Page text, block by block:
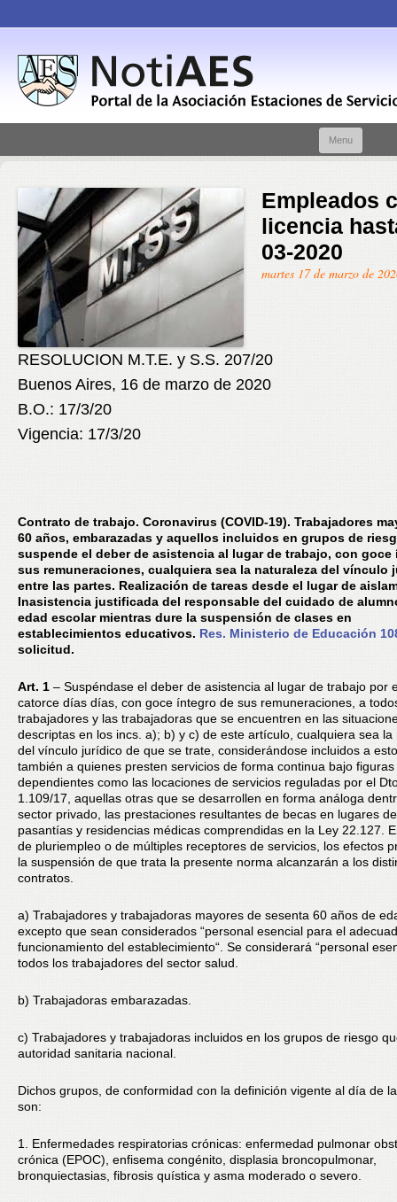
Menu
Empleados
licencia
03-2020
martes 17 de marzo de
RESOLUCION M.T.E. y S.S. 207/20
Buenos Aires, 16 de marzo de 2020
B.O.: 17/3/20
Vigencia: 17/3/20
Contrato de trabajo. Coronavirus (COVID-19). Trabajadores
60 años, embarazadas y aquellos incluidos en grupos de
suspende el deber de asistencia al lugar de trabajo, con goce
sus remuneraciones, cualquiera sea la naturaleza del vínculo
entre las partes. Realización de tareas desde el lugar de
Inasistencia justificada del responsable del cuidado de
edad escolar mientras dure la suspensión de clases en
establecimientos educativos. Res. Ministerio de Educación
solicitud.
Art. 1 – Suspéndase el deber de asistencia al lugar de trabajo por
catorce días días, con goce íntegro de sus remuneraciones, a
trabajadores y las trabajadoras que se encuentren en las
descriptas en los incs. a); b) y c) de este artículo, cualquiera sea la
del vínculo jurídico de que se trate, considerándose incluidos a
también a quienes presten servicios de forma continua bajo figuras
dependientes como las locaciones de servicios reguladas por el
1.109/17, aquellas otras que se desarrollen en forma análoga
sector privado, las prestaciones resultantes de becas en lugares
pasantías y residencias médicas comprendidas en la Ley 22.127.
de pluriempleo o de múltiples receptores de servicios, los efectos
la suspensión de que trata la presente norma alcanzarán a los
contratos.
a) Trabajadores y trabajadoras mayores de sesenta 60 años de
excepto que sean considerados “personal esencial para el
funcionamiento del establecimiento“. Se considerará “personal
todos los trabajadores del sector salud.
b) Trabajadoras embarazadas.
c) Trabajadores y trabajadoras incluidos en los grupos de riesgo
autoridad sanitaria nacional.
Dichos grupos, de conformidad con la definición vigente al día de
son:
1. Enfermedades respiratorias crónicas: enfermedad pulmonar
crónica (EPOC), enfisema congénito, displasia broncopulmonar,
bronquiectasias, fibrosis quística y asma moderado o severo.